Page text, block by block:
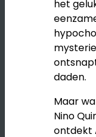
het
daden.
Maar
Nino
ontdekt